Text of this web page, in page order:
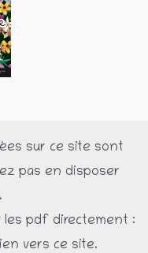
sur ce site sont
pas en disposer
les pdf directement :
vers ce site.